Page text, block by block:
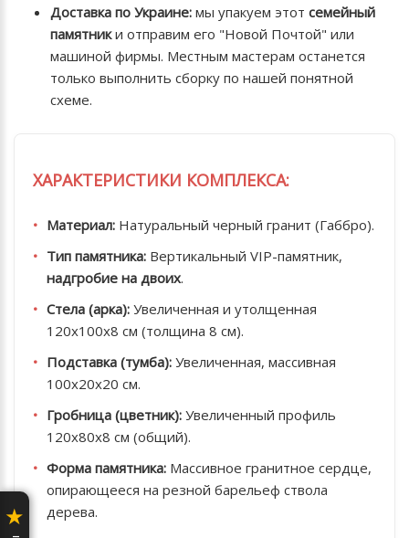
★
Доставка по Украине: мы упакуем этот семейный
памятники отправим его "Новой Почтой" или
машиной фирмы. Местным мастерам останется
только выполнить сборку по нашей понятной
схеме.
ХАРАКТЕРИСТИКИ КОМПЛЕКСА:
Материал: Натуральный черный гранит (Габбро).
Тип памятника: Вертикальный VIP-памятник,
надгробие на двоих.
Стела (арка): Увеличенная и утолщенная
120х100х8 см (толщина 8 см).
Подставка (тумба): Увеличенная, массивная
100х20х20 см.
Гробница (цветник): Увеличенный профиль
120х80х8 см (общий).
Форма памятника: Массивное гранитное сердце,
опирающееся на резной барельеф ствола
дерева.